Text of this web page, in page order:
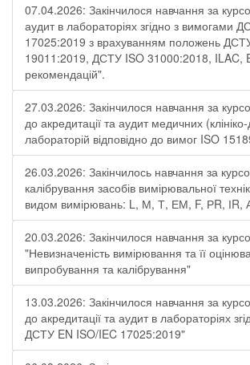
07.04.2026: Закінчилося навчання за
аудит в лабораторіях згідно з вимогами
17025:2019 з врахуванням положень
19011:2019, ДСТУ ISO 31000:2018, ILAC,
рекомендацій".
27.03.2026: Закінчилося навчання за
до акредитації та аудит медичних
лабораторій відповідно до вимог ISO
26.03.2026: Закінчилось навчання за
калібрування засобів вимірювальної
видом вимірювань: L, М, Т, ЕМ, F, РR, ІR,
20.03.2026: Закінчилося навчання за
"Невизначеність вимірювання та її
випробування та калібрування"
13.03.2026: Закінчилося навчання за
до акредитації та аудит в лабораторіях
ДСТУ EN ISO/IEC 17025:2019"